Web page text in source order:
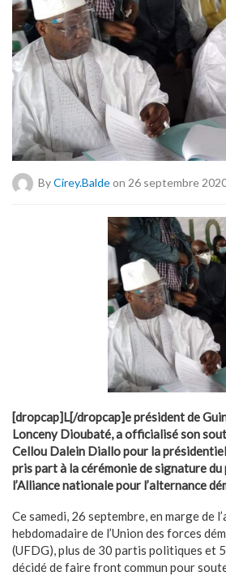
ByCirey.baldeon 26 septembre
[dropcap]L[/dropcap]e président de
Lonceny Dioubaté, a officialisé son
Cellou Dalein Diallo pour la
pris part à la cérémonie de signature du
l’Alliance nationale pour l’alternance
Ce samedi, 26 septembre, en marge de
hebdomadaire de l’Union des forces
(UFDG), plus de 30 partis politiques et
décidé de faire front commun pour